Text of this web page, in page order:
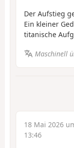
Der Aufstieg
Ein kleiner
titanische
Maschinell
18 Mai 2026
13:46